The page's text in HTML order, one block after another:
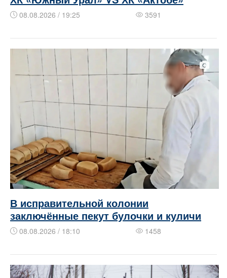
08.08.2026 / 19:25 3591
В исправительной колонии
заключённые пекут булочки и куличи
08.08.2026 / 18:10 1458